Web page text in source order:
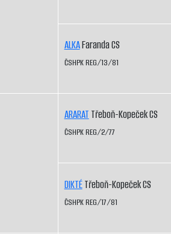
ALKAFaranda CS
ČSHPK REG/13/81
ARARAT Třeboň-Kopeček CS
ČSHPK REG/2/77
DIKTÉTřeboň-Kopeček CS
ČSHPK REG/17/81